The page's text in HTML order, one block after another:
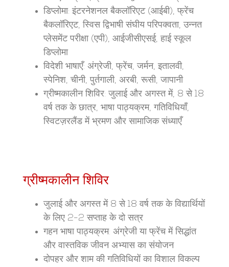
डिप्लोमा: इंटरनेशनल बैकलॉरिएट (आईबी), फ्रेंच
बैकलॉरिएट, स्विस द्विभाषी संघीय परिपक्वता, उन्नत
प्लेसमेंट परीक्षा (एपी), आईजीसीएसई, हाई स्कूल
डिप्लोमा
विदेशी भाषाएँ: अंग्रेजी, फ्रेंच, जर्मन, इतालवी,
स्पेनिश, चीनी, पुर्तगाली, अरबी, रूसी, जापानी
ग्रीष्मकालीन शिविर: जुलाई और अगस्त में, 8 से 18
वर्ष तक के छात्र, भाषा पाठ्यक्रम, गतिविधियाँ,
स्विटज़रलैंड में भ्रमण और सामाजिक संध्याएँ
ग्रीष्मकालीन शिविर
जुलाई और अगस्त में 8 से 18 वर्ष तक के विद्यार्थियों
के लिए 2-2 सप्ताह के दो सत्र
गहन भाषा पाठ्यक्रम: अंग्रेजी या फ्रेंच में सिद्धांत
और वास्तविक जीवन अभ्यास का संयोजन
दोपहर और शाम की गतिविधियों का विशाल विकल्प